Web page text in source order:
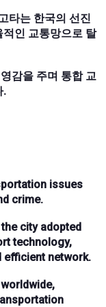
타는 한국의 선진
인 교통망으로 탈
감을 주며 통합 교
.
issues
crime.
city adopted
technology,
network.